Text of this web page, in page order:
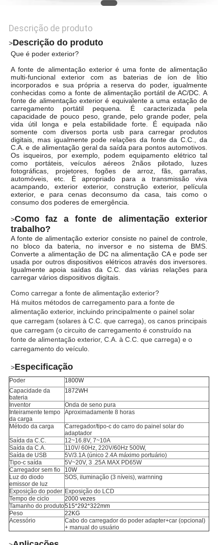
Descrição de produto
>Descrição do produto
Que é poder exterior?
A fonte de alimentação exterior é uma fonte de alimentação
multi-funcional exterior com as baterias de íon de lítio
incorporados e sua própria a reserva do poder, igualmente
conhecidas como a fonte de alimentação portátil de AC/DC. A
fonte de alimentação exterior é equivalente a uma estação de
carregamento portátil pequena. É caracterizada pela
capacidade de pouco peso, grande, pelo grande poder, pela
vida útil longa e pela estabilidade forte. É equipada não
somente com diversos porta usb para carregar produtos
digitais, mas igualmente pode relações da fonte da C.C., da
C.A. e de alimentação geral da saída para pontos automotivos.
Os isqueiros, por exemplo, podem equipamento elétrico tal
como portáteis, veículos aéreos 2nãos pilotado, luzes
fotográficas, projetores, fogões de arroz, fãs, garrafas,
automóveis, etc. É apropriado para a transmissão viva
acampando, exterior exterior, construção exterior, película
exterior, e para cenas deconsumo da casa, tais como o
consumo dos poderes de emergência.
>Como faz a fonte de alimentação exterior
trabalho?
A fonte de alimentação exterior consiste no painel de controle,
no bloco da bateria, no inversor e no sistema de BMS.
Converte a alimentação de DC na alimentação CA e pode ser
usada por outros dispositivos elétricos através dos inversores.
Igualmente apoia saídas da C.C. das várias relações para
carregar vários dispositivos digitais.
Como carregar a fonte de alimentação exterior?
Há muitos métodos de carregamento para a fonte de
alimentação exterior, incluindo principalmente o painel solar
que carregam (solares à C.C. que carrega), os canos principais
que carregam (o circuito de carregamento é construído na
fonte de alimentação exterior, C.A. à C.C. que carrega) e o
carregamento do veículo.
>Especificação
Poder
1800W
Capacidade da
bateria
1872WH
Inventor
Onda de seno pura
Inteiramente tempo
da carga
Aproximadamente 8 horas
Método da carga
Carregador/tipo-c do carro do painel solar do
adaptador
Saída da C.C.
12~16.8V, 7~10A
Saída da C.A.
110V/ 60Hz, 220V/60Hz 500W,
Saída de USB
5V/3.1A (único 2.4A máximo portuário)
Tipo-c saída
5V~20V, 3 .25A MAX PD65W
Carregador sem fio
10W
Luz do diodo
emissor de luz
SOS, iluminação (3 níveis), warnning
Exposição do poder Exposição do LCD
Tempo de ciclo
2000 vezes
Tamanho do produto515*292*322mm
Peso
22KG
Acessório
Cabo do carregador do poder adapter+car (opcional)
+ manual do usuário